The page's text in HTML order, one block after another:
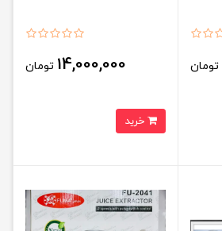
تومان 14,000,000 تومان